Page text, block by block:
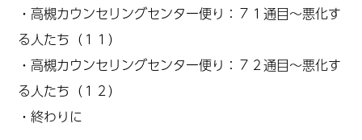
・高槻カウンセリングセンター便り：７１通目～悪化す
る人たち（１１）
・高槻カウンセリングセンター便り：７２通目～悪化す
る人たち（１２）
・終わりに